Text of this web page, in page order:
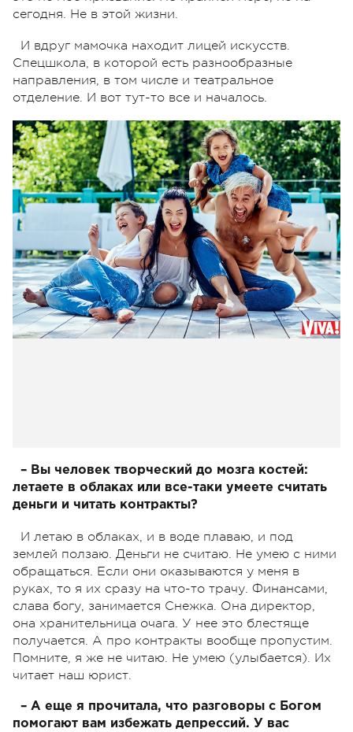
сегодня. Не в этой жизни.
И вдруг мамочка находит лицей искусств.
Спецшкола, в которой есть разнообразные
направления, в том числе и театральное
отделение. И вот тут-то все и началось.
– Вы человек творческий до мозга костей:
летаете в облаках или все-таки умеете считать
деньги и читать контракты?
И летаю в облаках, и в воде плаваю, и под
землей ползаю. Деньги не считаю. Не умею с ними
обращаться. Если они оказываются у меня в
руках, то я их сразу на что-то трачу. Финансами,
слава богу, занимается Снежка. Она директор,
она хранительница очага. У нее это блестяще
получается. А про контракты вообще пропустим.
Помните, я же не читаю. Не умею (улыбается). Их
читает наш юрист.
– А еще я прочитала, что разговоры с Богом
помогают вам избежать депрессий. У вас